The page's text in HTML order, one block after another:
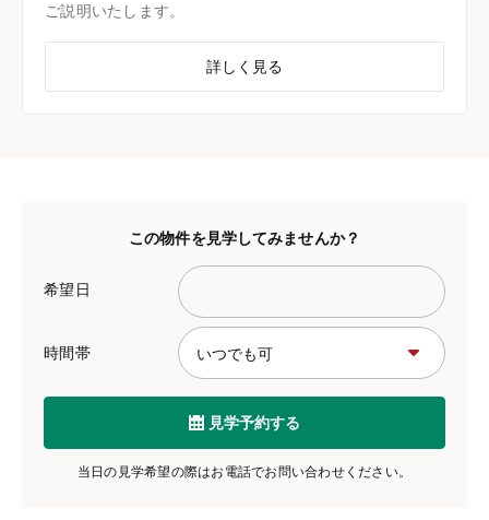
ご説明いたします。
詳しく見る
この物件を見学してみませんか？
希望日
時間帯
見学予約する
当日の見学希望の際はお電話でお問い合わせください。